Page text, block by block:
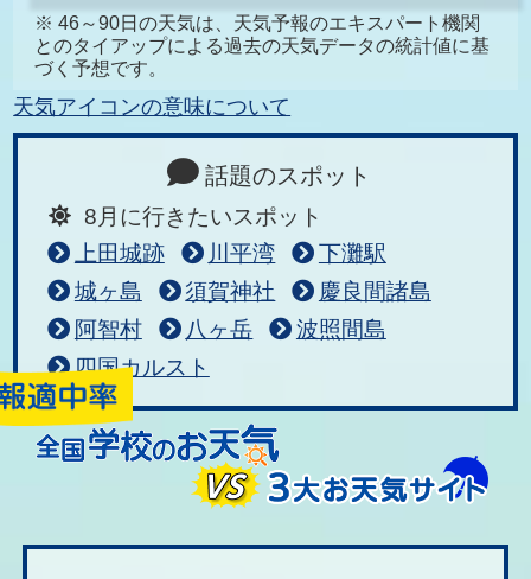
※ 46～90日の天気は、天気予報のエキスパート機関
とのタイアップによる過去の天気データの統計値に基
づく予想です。
天気アイコンの意味について
話題のスポット
8月に行きたいスポット
上田城跡
川平湾
下灘駅
城ヶ島
須賀神社
慶良間諸島
阿智村
八ヶ岳
波照間島
四国カルスト